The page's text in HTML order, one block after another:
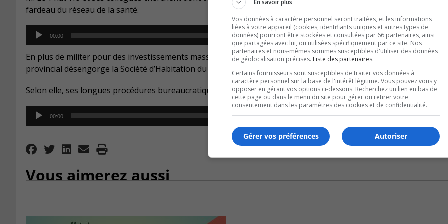
fardeau du réseau de la santé.
Audio
Player
00:00 00:00
En plus de militer pour des investissements massifs, la présidente de la FROHME, Denise Godbout, plaide pour
provincial désengorge la Société d’Habitation du Québec.
Selon elle, ses longues procédures bureaucratiques nuisent à la réalisation de projets locatifs urgents.
Audio
Player
00:00 00:00
to
or
Vous aimerez aussi
En savoir plus
Vos données à caractère personnel seront traitées, et les informations
liées à votre appareil (cookies, identifiants uniques et autres types de
données) pourront être stockées et consultées par 66 partenaires, ainsi
que partagées avec lui, ou utilisées spécifiquement par ce site. Nos
partenaires et nous-mêmes sommes susceptibles d'utiliser des données
de géolocalisation précises. Liste des partenaires.
Certains fournisseurs sont susceptibles de traiter vos données à
caractère personnel sur la base de l'intérêt légitime. Vous pouvez vous y
opposer en gérant vos options ci-dessous. Recherchez un lien en bas de
cette page ou dans le menu du site pour gérer ou retirer votre
consentement dans les paramètres des cookies et de confidentialité.
Autoriser
Gérer vos préférences